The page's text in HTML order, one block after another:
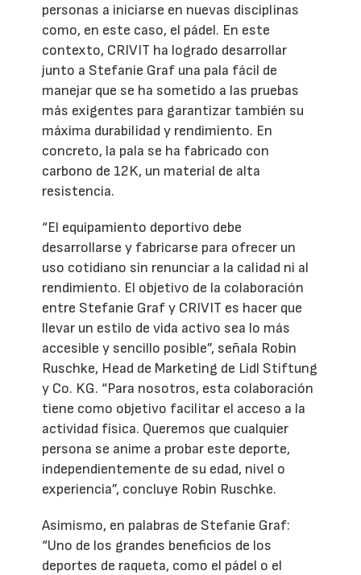
personas a iniciarse en nuevas disciplinas
como, en este caso, el pádel. En este
contexto, CRIVIT ha logrado desarrollar
junto a Stefanie Graf una pala fácil de
manejar que se ha sometido a las pruebas
más exigentes para garantizar también su
máxima durabilidad y rendimiento. En
concreto, la pala se ha fabricado con
carbono de 12K, un material de alta
resistencia.
“El equipamiento deportivo debe
desarrollarse y fabricarse para ofrecer un
uso cotidiano sin renunciar a la calidad ni al
rendimiento. El objetivo de la colaboración
entre Stefanie Graf y CRIVIT es hacer que
llevar un estilo de vida activo sea lo más
accesible y sencillo posible”, señala Robin
Ruschke, Head de Marketing de Lidl Stiftung
y Co. KG. “Para nosotros, esta colaboración
tiene como objetivo facilitar el acceso a la
actividad física. Queremos que cualquier
persona se anime a probar este deporte,
independientemente de su edad, nivel o
experiencia”, concluye Robin Ruschke.
Asimismo, en palabras de Stefanie Graf:
“Uno de los grandes beneficios de los
deportes de raqueta, como el pádel o el